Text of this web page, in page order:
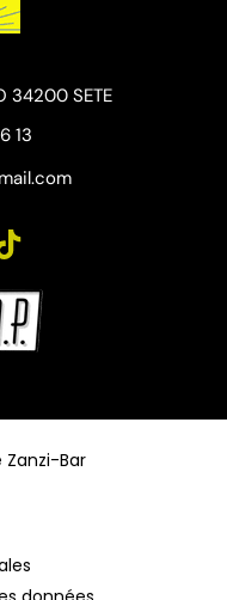
34200 SETE
13
Bar